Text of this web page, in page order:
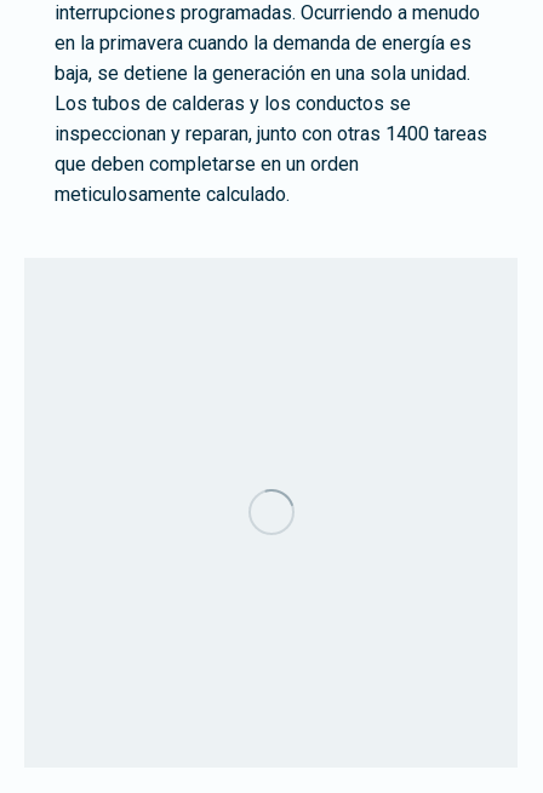
interrupciones programadas. Ocurriendo a menudo
en la primavera cuando la demanda de energía es
baja, se detiene la generación en una sola unidad.
Los tubos de calderas y los conductos se
inspeccionan y reparan, junto con otras 1400 tareas
que deben completarse en un orden
meticulosamente calculado.